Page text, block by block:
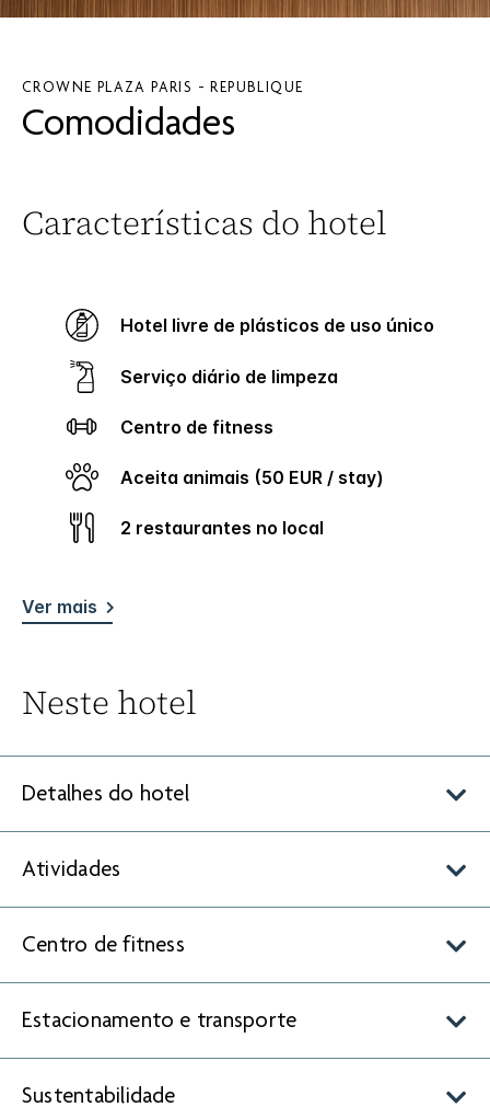
CROWNE PLAZA PARIS - REPUBLIQUE
Comodidades
Características do hotel
Hotel livre de plásticos de uso único
Serviço diário de limpeza
Centro de fitness
Aceita animais (50 EUR / stay)
2 restaurantes no local
Ver mais
Neste hotel
Detalhes do hotel
Atividades
Centro de fitness
Estacionamento e transporte
Sustentabilidade